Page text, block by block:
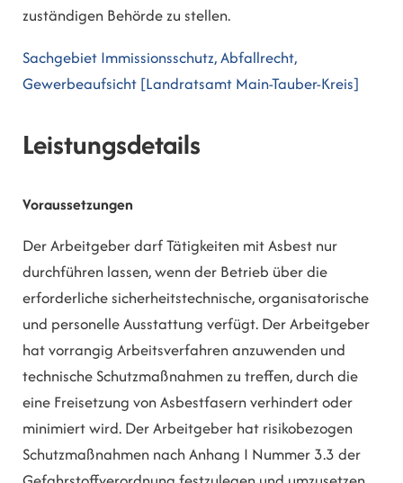
zuständigen Behörde zu stellen.
Sachgebiet Immissionsschutz, Abfallrecht,
Gewerbeaufsicht [Landratsamt Main-Tauber-Kreis]
Leistungsdetails
Voraussetzungen
Der Arbeitgeber darf Tätigkeiten mit Asbest nur
durchführen lassen, wenn der Betrieb über die
erforderliche sicherheitstechnische, organisatorische
und personelle Ausstattung verfügt. Der Arbeitgeber
hat vorrangig Arbeitsverfahren anzuwenden und
technische Schutzmaßnahmen zu treffen, durch die
eine Freisetzung von Asbestfasern verhindert oder
minimiert wird. Der Arbeitgeber hat risikobezogen
Schutzmaßnahmen nach Anhang I Nummer 3.3 der